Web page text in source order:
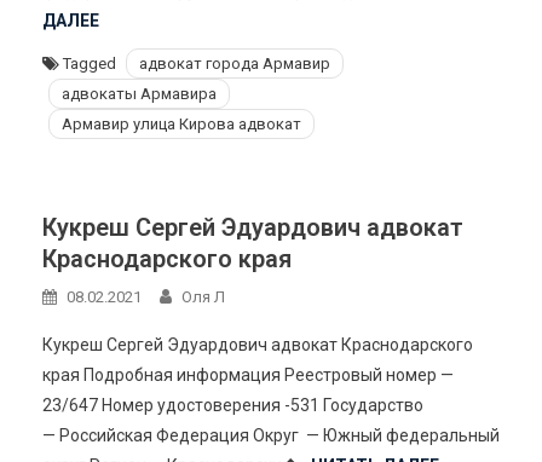
ДАЛЕЕ
Tagged
адвокат города Армавир
адвокаты Армавира
Армавир улица Кирова адвокат
Кукреш Сергей Эдуардович адвокат
Краснодарского края
08.02.2021 Оля Л
Кукреш Сергей Эдуардович адвокат Краснодарского
края Подробная информация Реестровый номер —
23/647 Номер удостоверения -531 Государство
— Российская Федерация Округ — Южный федеральный